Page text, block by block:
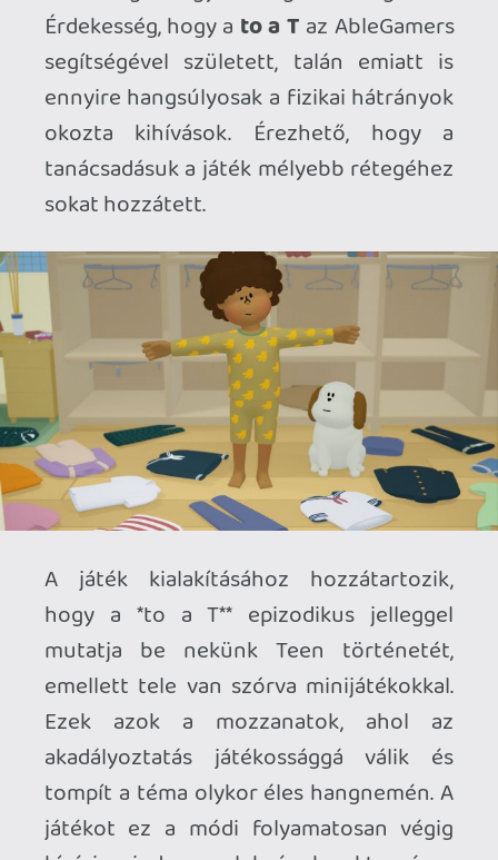
emellett tele van szórva minijátékokkal.
Ezek azok a mozzanatok, ahol az
akadályoztatás játékossággá válik és
tompít a téma olykor éles hangnemén. A
játékot ez a módi folyamatosan végig
kíséri, minden cselekvés, karakter és a
város is ahol élünk megteremti azt az
elfogadó közeget, ahol Teen a nap végére
végtelenül kedves hangulathoz nagyon
sokat hozzátesz a Katamari-féle art style,
a minijátékok bohókássága és a zenei
világ is. Itt külön kiemelendő, hogy az
epizódok fix nyitással és zárással
működnek, utóbbinál Rebecca Sugar
zeneszáma ringatja el a játékost egy-egy
kisebb történet lezárásakor.
Tesztünk apropója, hogy pont ebben a
hónapban jelenik meg a Switch 2 verzió,
egy évvel korábban már elérhető volt
Gamepass-ben, PlayStation-ön és
Steamen pedig már megvásárolható volt